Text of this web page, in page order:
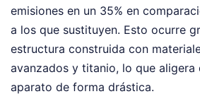
emisiones en un 35% en
a los que sustituyen. Esto ocurre
estructura construida con
avanzados y titanio, lo que
aparato de forma drástica.